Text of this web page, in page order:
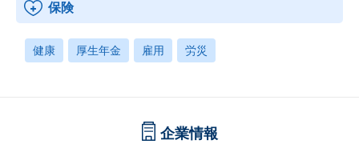
保険
健康 厚生年金 雇用 労災
企業情報